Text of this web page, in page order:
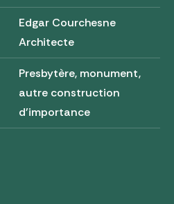
Edgar Courchesne
Architecte
Presbytère, monument,
autre construction
d'importance